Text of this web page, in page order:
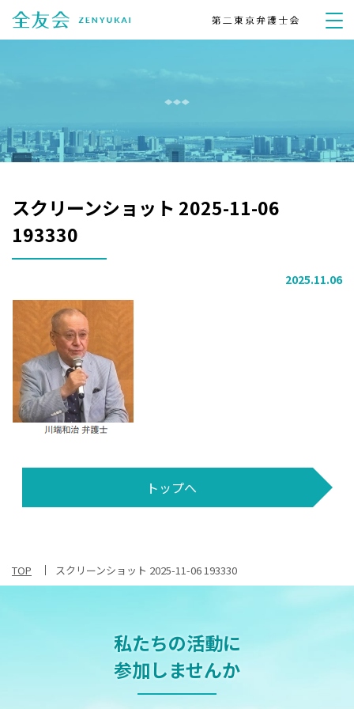
スクリーンショット 2025-11-06
193330
2025.11.06
トップへ
TOP スクリーンショット 2025-11-06 193330
私たちの活動に
参加しませんか